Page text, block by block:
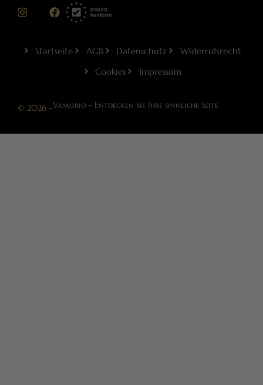
Startseite AGB Datenschutz
Widerrufsrecht
Cookies
Impressum
© 2026 –Vamorio - Entdecken Sie Ihre sinnliche Seite